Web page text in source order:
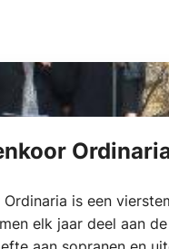
is een
elk jaar deel aan